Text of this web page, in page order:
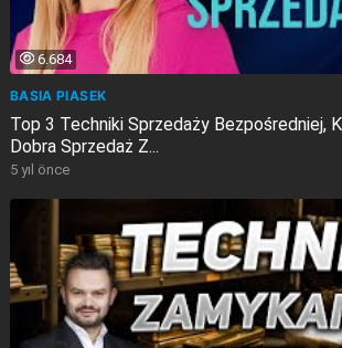
6.684
BASIA PIASEK
Top 3 Techniki Sprzedaży Bezpośredniej,
Dobra Sprzedaż Z...
5 yıl önce